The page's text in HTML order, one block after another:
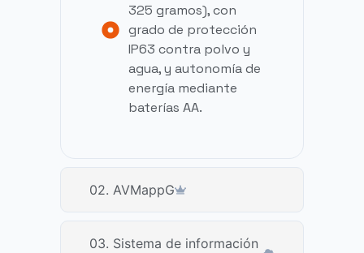
02. AVMappG
03. Sistema de información
325 gramos), con
grado de protección
IP63 contra polvo y
agua, y autonomía de
energía mediante
baterías AA.